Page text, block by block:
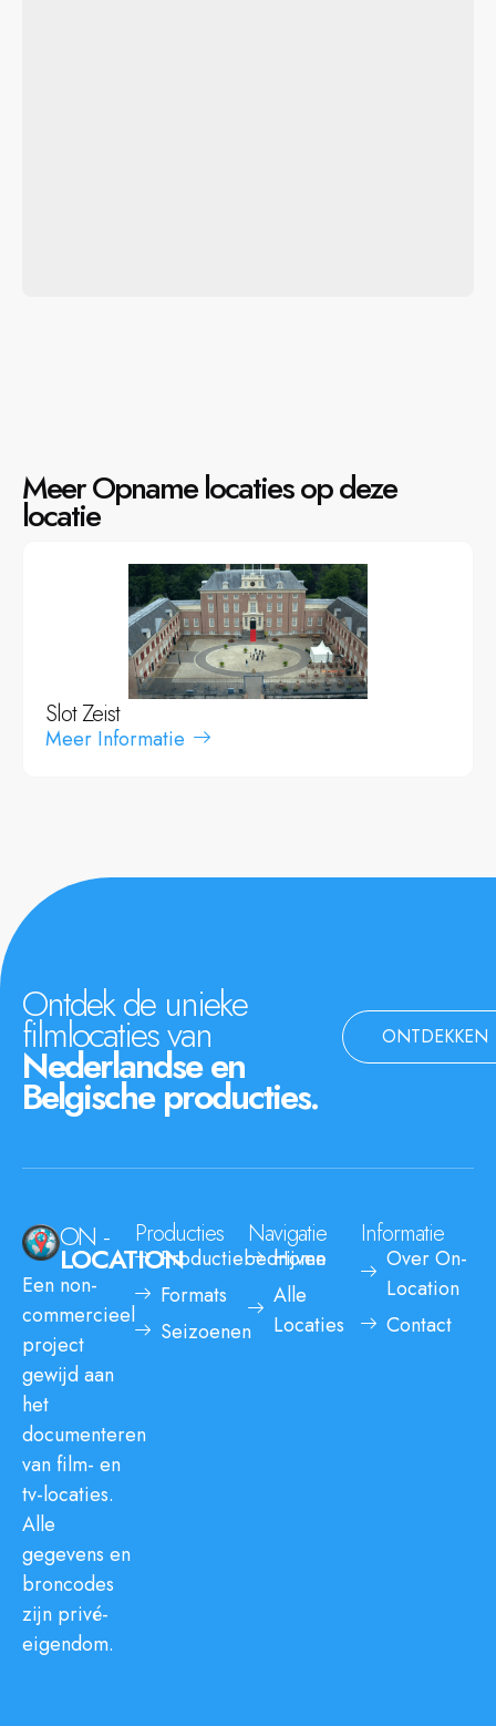
Meer Opname locaties op deze
locatie
Slot Zeist
Meer Informatie
Ontdek de unieke
filmlocaties van
Nederlandse en
Belgische producties.
ONTDEKKEN
ON -
LOCATION
Een non-
commercieel
project
gewijd aan
het
documenteren
van film- en
tv-locaties.
Alle
gegevens en
broncodes
zijn privé-
eigendom.
Producties
Productiebedrijven
Formats
Seizoenen
Navigatie
Home
Alle
Locaties
Informatie
Over On-
Location
Contact